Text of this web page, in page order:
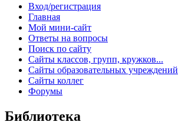
Вход/регистрация
Главная
Мой мини-сайт
Ответы на вопросы
Поиск по сайту
Сайты классов, групп, кружков...
Сайты образовательных учреждений
Сайты коллег
Форумы
Библиотека